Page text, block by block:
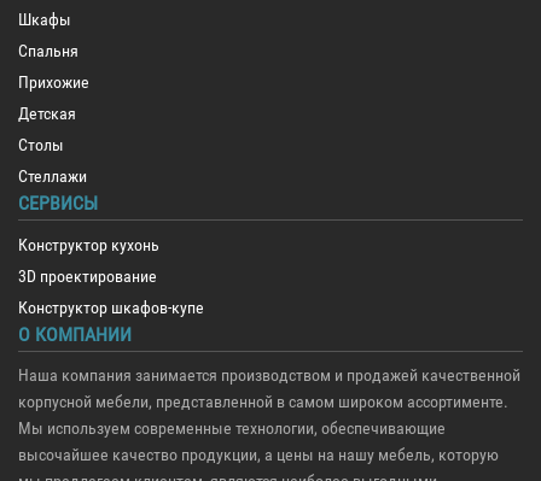
Шкафы
Спальня
Прихожие
Детская
Столы
Стеллажи
СЕРВИСЫ
Конструктор кухонь
3D проектирование
Конструктор шкафов-купе
О КОМПАНИИ
Наша компания занимается производством и продажей качественной
корпусной мебели, представленной в самом широком ассортименте.
Мы используем современные технологии, обеспечивающие
высочайшее качество продукции, а цены на нашу мебель, которую